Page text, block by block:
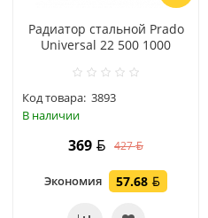
Радиатор стальной Prado
Universal 22 500 1000
Код товара: 3893
В наличии
369 427
Экономия 57.68